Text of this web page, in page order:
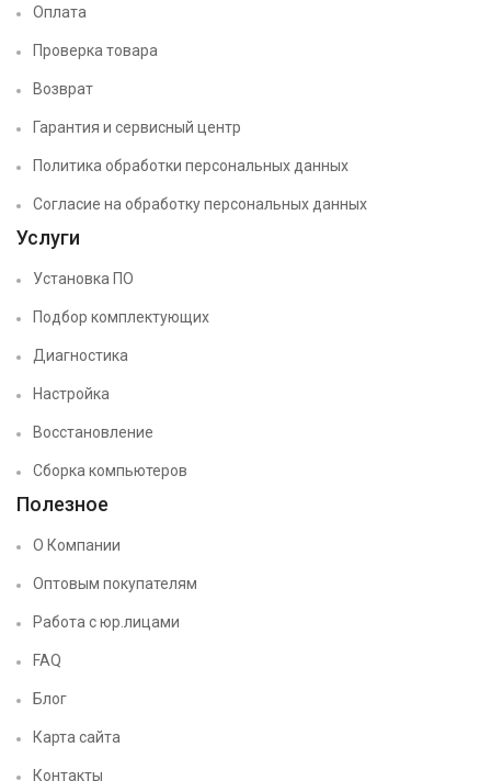
Оплата
Проверка товара
Возврат
Гарантия и сервисный центр
Политика обработки персональных данных
Согласие на обработку персональных данных
Услуги
Установка ПО
Подбор комплектующих
Диагностика
Настройка
Восстановление
Сборка компьютеров
Полезное
О Компании
Оптовым покупателям
Работа с юр.лицами
FAQ
Блог
Карта сайта
Контакты